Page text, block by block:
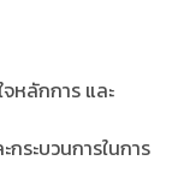
หลักการ และ
ระบวนการในการ